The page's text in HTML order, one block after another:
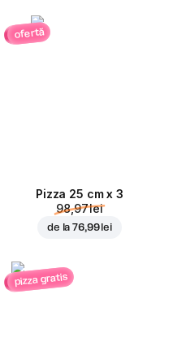
ofertă
Pizza 25 cm x 3
98,97 lei
de la76,99 lei
pizza gratis